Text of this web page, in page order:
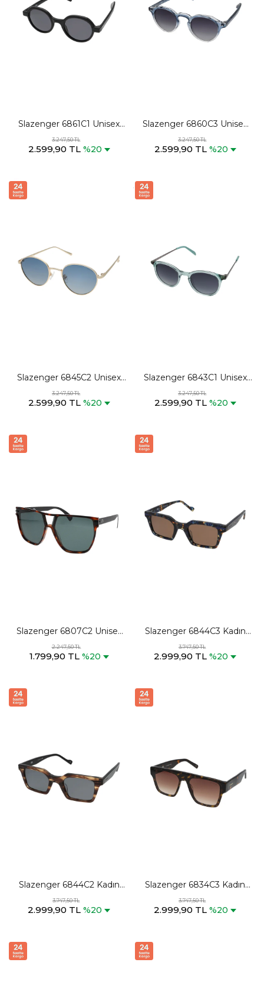
Slazenger 6861C1 Unisex
Siyah Güneş Gözlüğü
3.247,50 TL
2.599,90 TL %20
Slazenger 6860C3 Unisex
Siyah / Mavi Güneş
Gözlüğü
3.247,50 TL
2.599,90 TL %20
Slazenger 6845C2 Unisex
Çoklu Renk Güneş Gözlüğü
3.247,50 TL
2.599,90 TL %20
Slazenger 6843C1 Unisex
Su Yeşili Güneş Gözlüğü
3.247,50 TL
2.599,90 TL %20
Slazenger 6807C2 Unisex
Siyah / Kahve Güneş
Gözlüğü
2.247,50 TL
1.799,90 TL %20
Slazenger 6844C3 Kadın
Siyah Güneş Gözlüğü
3.747,50 TL
2.999,90 TL %20
Slazenger 6844C2 Kadın
Kahve Güneş Gözlüğü
3.747,50 TL
2.999,90 TL %20
Slazenger 6834C3 Kadın
Kahve Güneş Gözlüğü
3.747,50 TL
2.999,90 TL %20